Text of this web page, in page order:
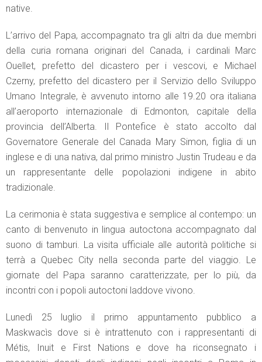
native.
L’arrivo del Papa, accompagnato tra gli altri da due membri
della curia romana originari del Canada, i cardinali Marc
Ouellet, prefetto del dicastero per i vescovi, e Michael
Czerny, prefetto del dicastero per il Servizio dello Sviluppo
Umano Integrale, è avvenuto intorno alle 19.20 ora italiana
all’aeroporto internazionale di Edmonton, capitale della
provincia dell’Alberta. Il Pontefice è stato accolto dal
Governatore Generale del Canada Mary Simon, figlia di un
inglese e di una nativa, dal primo ministro Justin Trudeau e da
un rappresentante delle popolazioni indigene in abito
tradizionale.
La cerimonia è stata suggestiva e semplice al contempo: un
canto di benvenuto in lingua autoctona accompagnato dal
suono di tamburi. La visita ufficiale alle autorità politiche si
terrà a Quebec City nella seconda parte del viaggio. Le
giornate del Papa saranno caratterizzate, per lo più, da
incontri con i popoli autoctoni laddove vivono.
Lunedì 25 luglio il primo appuntamento pubblico a
Maskwacìs dove si è intrattenuto con i rappresentanti di
Métis, Inuit e First Nations e dove ha riconsegnato i